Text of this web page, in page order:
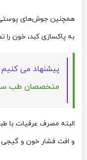
همچنین جوش‌های پوستی
به پاکسازی کبد، خون
پیشنهاد می کنیم
متخصصان طب
البته مصرف عرقیات با
و افت فشار خون و